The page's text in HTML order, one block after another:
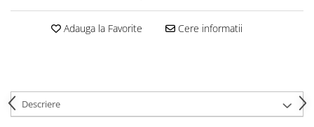
Adauga la Favorite Cere informatii
Descriere